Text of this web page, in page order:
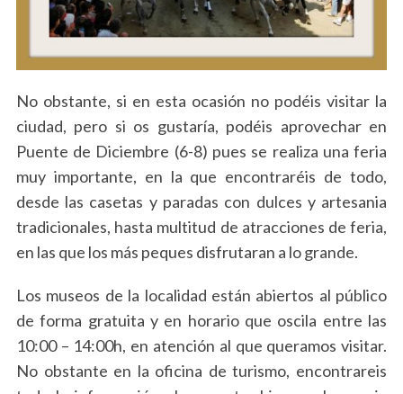
No obstante, si en esta ocasión no podéis visitar la
ciudad, pero si os gustaría, podéis aprovechar en
Puente de Diciembre (6-8) pues se realiza una feria
muy importante, en la que encontraréis de todo,
desde las casetas y paradas con dulces y artesania
tradicionales, hasta multitud de atracciones de feria,
en las que los más peques disfrutaran a lo grande.
Los museos de la localidad están abiertos al público
de forma gratuita y en horario que oscila entre las
10:00 – 14:00h, en atención al que queramos visitar.
No obstante en la oficina de turismo, encontrareis
a
f
o
r